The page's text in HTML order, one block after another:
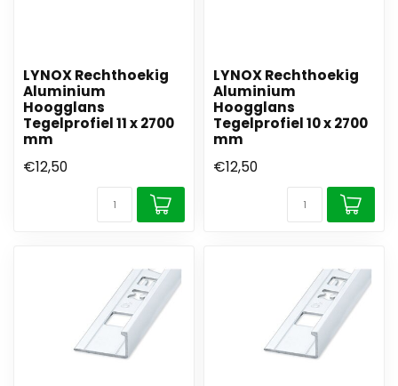
LYNOX Rechthoekig
Aluminium
Hoogglans
Tegelprofiel 11 x 2700
mm
€12,50
LYNOX Rechthoekig
Aluminium
Hoogglans
Tegelprofiel 10 x 2700
mm
€12,50